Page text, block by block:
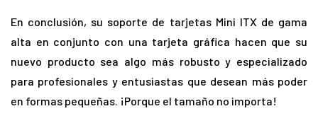
En conclusión, su soporte de tarjetas Mini ITX de gama
alta en conjunto con una tarjeta gráfica hacen que su
nuevo producto sea algo más robusto y especializado
para profesionales y entusiastas que desean más poder
en formas pequeñas. ¡Porque el tamaño no importa!